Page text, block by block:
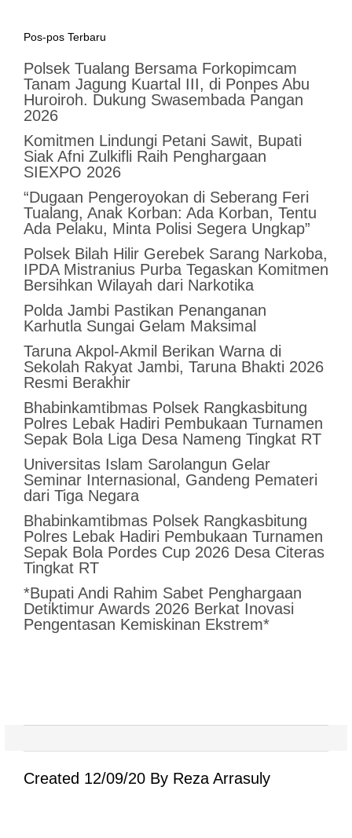
Pos-pos Terbaru
Polsek Tualang Bersama Forkopimcam
Tanam Jagung Kuartal III, di Ponpes Abu
Huroiroh. Dukung Swasembada Pangan
2026
Komitmen Lindungi Petani Sawit, Bupati
Siak Afni Zulkifli Raih Penghargaan
SIEXPO 2026
“Dugaan Pengeroyokan di Seberang Feri
Tualang, Anak Korban: Ada Korban, Tentu
Ada Pelaku, Minta Polisi Segera Ungkap”
Polsek Bilah Hilir Gerebek Sarang Narkoba,
IPDA Mistranius Purba Tegaskan Komitmen
Bersihkan Wilayah dari Narkotika
Polda Jambi Pastikan Penanganan
Karhutla Sungai Gelam Maksimal
Taruna Akpol-Akmil Berikan Warna di
Sekolah Rakyat Jambi, Taruna Bhakti 2026
Resmi Berakhir
Bhabinkamtibmas Polsek Rangkasbitung
Polres Lebak Hadiri Pembukaan Turnamen
Sepak Bola Liga Desa Nameng Tingkat RT
Universitas Islam Sarolangun Gelar
Seminar Internasional, Gandeng Pemateri
dari Tiga Negara
Bhabinkamtibmas Polsek Rangkasbitung
Polres Lebak Hadiri Pembukaan Turnamen
Sepak Bola Pordes Cup 2026 Desa Citeras
Tingkat RT
*Bupati Andi Rahim Sabet Penghargaan
Detiktimur Awards 2026 Berkat Inovasi
Pengentasan Kemiskinan Ekstrem*
Created 12/09/20 By Reza Arrasuly